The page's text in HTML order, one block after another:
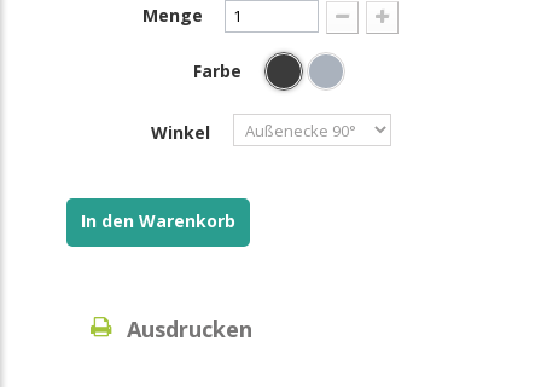
Menge
Farbe
Winkel
In den Warenkorb
Ausdrucken